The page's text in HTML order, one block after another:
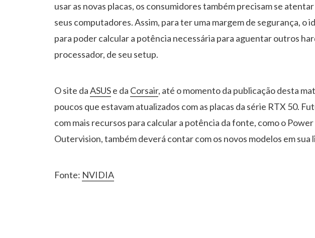
usar as novas placas, os consumidores também precisam se
seus computadores. Assim, para ter uma margem de segurança, o
para poder calcular a potência necessária para aguentar outros
processador, de seu setup.
O site daASUSe da Corsair, até o momento da publicação desta
poucos que estavam atualizados com as placas da série RTX 50.
com mais recursos para calcular a potência da fonte, como o
Outervision, também deverá contar com os novos modelos em sua
Fonte: NVIDIA